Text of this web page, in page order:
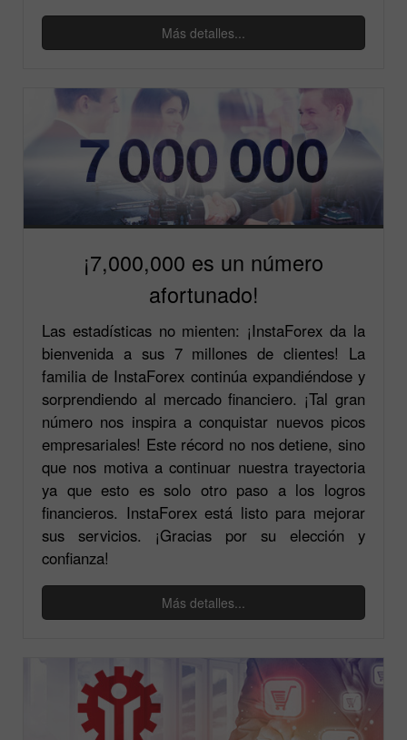
Más detalles...
¡7,000,000 es un número
afortunado!
Las estadísticas no mienten: ¡InstaForex da la
bienvenida a sus 7 millones de clientes! La
familia de InstaForex continúa expandiéndose y
sorprendiendo al mercado financiero. ¡Tal gran
número nos inspira a conquistar nuevos picos
empresariales! Este récord no nos detiene, sino
que nos motiva a continuar nuestra trayectoria
ya que esto es solo otro paso a los logros
financieros. InstaForex está listo para mejorar
sus servicios. ¡Gracias por su elección y
confianza!
Más detalles...